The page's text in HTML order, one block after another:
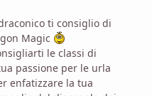
ti consiglio di
Magic
le classi di
passione per le urla
enfatizzare la tua